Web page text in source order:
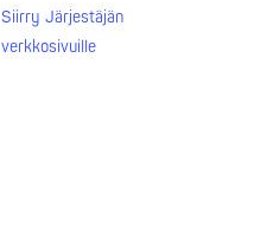
Siirry Järjestäjän
verkkosivuille